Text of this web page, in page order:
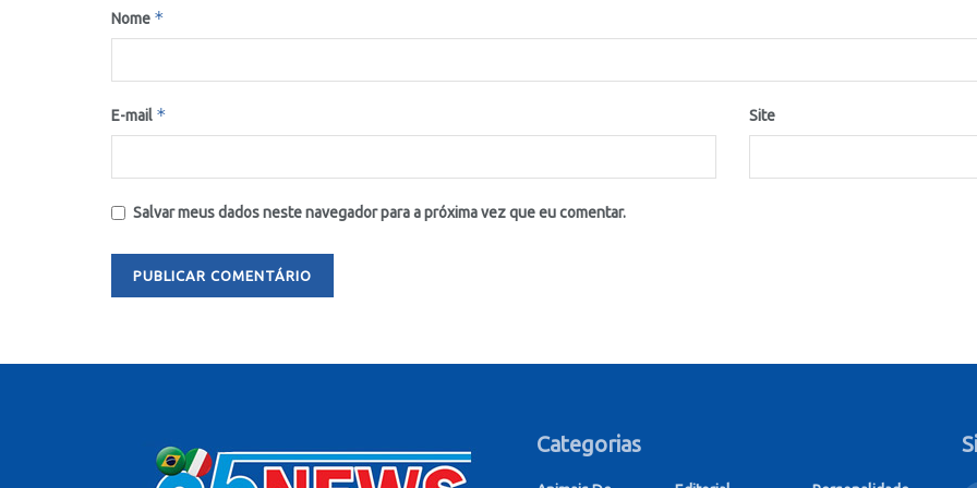
Nome *
E-mail * Site
Salvar meus dados neste navegador para a próxima vez que eu comentar.
Categorias